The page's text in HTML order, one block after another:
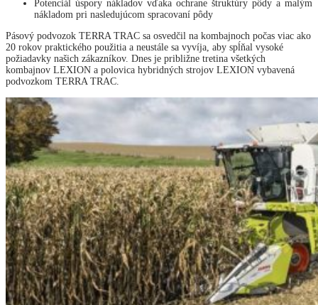
Potenciál úspory nákladov vďaka ochrane štruktúry pôdy a malým
nákladom pri nasledujúcom spracovaní pôdy
Pásový podvozok TERRA TRAC sa osvedčil na kombajnoch počas viac ako
20 rokov praktického použitia a neustále sa vyvíja, aby spĺňal vysoké
požiadavky našich zákazníkov. Dnes je približne tretina všetkých
kombajnov LEXION a polovica hybridných strojov LEXION vybavená
podvozkom TERRA TRAC.